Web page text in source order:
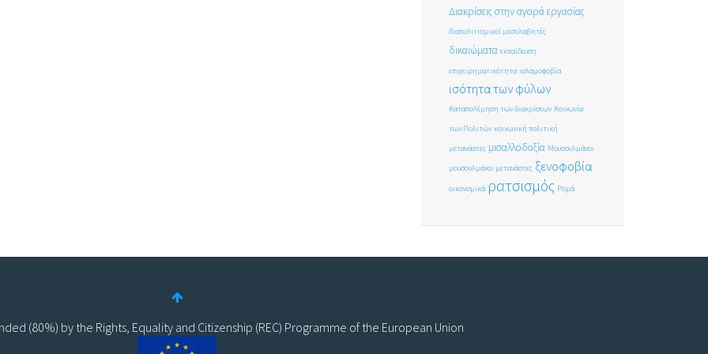
Διακρίσεις στην αγορά εργασίας
διαπολιτισμικοί μεσολαβητές
δικαιώματα εκπαίδευση
επιχειρηματικότητα ισλαμοφοβία
ισότητα των φύλων
Καταπολέμηση των διακρίσεων Κοινωνία
των Πολιτών κοινωνική πολιτική
μετανάστες μισαλλοδοξία Μουσουλμάνοι
μουσουλμάνοι μετανάστες ξενοφοβία
οικονομικά ρατσισμός Ρομά
(80%) by the Rights, Equality and Citizenship (REC) Programme of the European Union